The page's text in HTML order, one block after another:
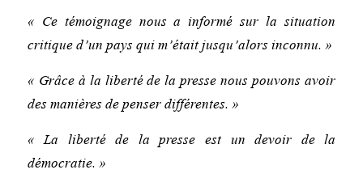
« Ce témoignage nous a informé sur la situation
critique d’un pays qui m’était jusqu’alors inconnu. »
« Grâce à la liberté de la presse nous pouvons avoir
des manières de penser différentes. »
« La liberté de la presse est un devoir de la
démocratie. »